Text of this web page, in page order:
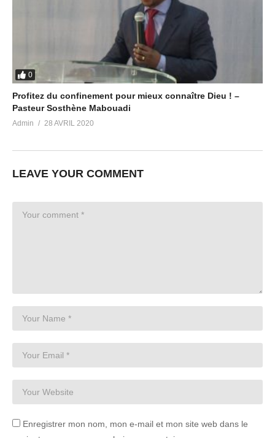
0
Profitez du confinement pour mieux connaître Dieu ! –
Pasteur Sosthène Mabouadi
Admin 28 AVRIL 2020
LEAVE YOUR COMMENT
Enregistrer mon nom, mon e-mail et mon site web dans le